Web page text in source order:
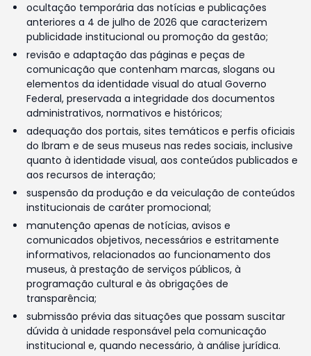
ocultação temporária das notícias e publicações
anteriores a 4 de julho de 2026 que caracterizem
publicidade institucional ou promoção da gestão;
revisão e adaptação das páginas e peças de
comunicação que contenham marcas, slogans ou
elementos da identidade visual do atual Governo
Federal, preservada a integridade dos documentos
administrativos, normativos e históricos;
adequação dos portais, sites temáticos e perfis oficiais
do Ibram e de seus museus nas redes sociais, inclusive
quanto à identidade visual, aos conteúdos publicados e
aos recursos de interação;
suspensão da produção e da veiculação de conteúdos
institucionais de caráter promocional;
manutenção apenas de notícias, avisos e
comunicados objetivos, necessários e estritamente
informativos, relacionados ao funcionamento dos
museus, à prestação de serviços públicos, à
programação cultural e às obrigações de
transparência;
submissão prévia das situações que possam suscitar
dúvida à unidade responsável pela comunicação
institucional e, quando necessário, à análise jurídica.